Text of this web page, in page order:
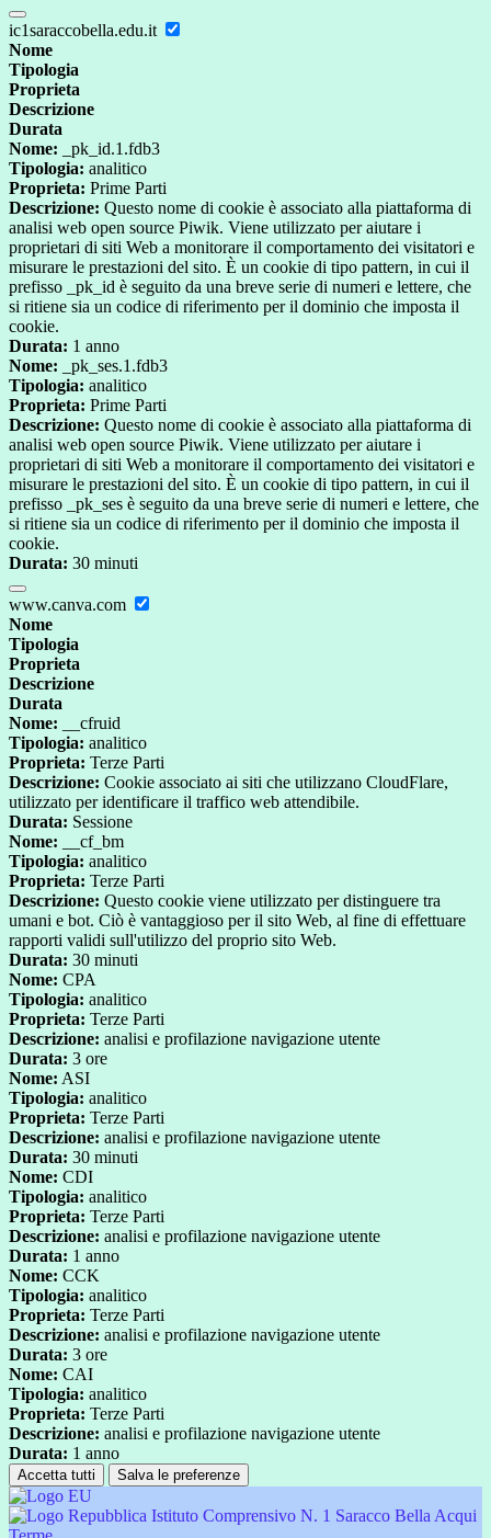
ic1saraccobella.edu.it
Nome
Tipologia
Proprieta
Descrizione
Durata
Nome: _pk_id.1.fdb3
Tipologia: analitico
Proprieta: Prime Parti
Descrizione: Questo nome di cookie è associato alla piattaforma di
analisi web open source Piwik. Viene utilizzato per aiutare i
proprietari di siti Web a monitorare il comportamento dei visitatori e
misurare le prestazioni del sito. È un cookie di tipo pattern, in cui il
prefisso _pk_id è seguito da una breve serie di numeri e lettere, che
si ritiene sia un codice di riferimento per il dominio che imposta il
cookie.
Durata: 1 anno
Nome: _pk_ses.1.fdb3
Tipologia: analitico
Proprieta: Prime Parti
Descrizione: Questo nome di cookie è associato alla piattaforma di
analisi web open source Piwik. Viene utilizzato per aiutare i
proprietari di siti Web a monitorare il comportamento dei visitatori e
misurare le prestazioni del sito. È un cookie di tipo pattern, in cui il
prefisso _pk_ses è seguito da una breve serie di numeri e lettere, che
si ritiene sia un codice di riferimento per il dominio che imposta il
cookie.
Durata: 30 minuti
www.canva.com
Nome
Tipologia
Proprieta
Descrizione
Durata
Nome: __cfruid
Tipologia: analitico
Proprieta: Terze Parti
Descrizione: Cookie associato ai siti che utilizzano CloudFlare,
utilizzato per identificare il traffico web attendibile.
Durata: Sessione
Nome: __cf_bm
Tipologia: analitico
Proprieta: Terze Parti
Descrizione: Questo cookie viene utilizzato per distinguere tra
umani e bot. Ciò è vantaggioso per il sito Web, al fine di effettuare
rapporti validi sull'utilizzo del proprio sito Web.
Durata: 30 minuti
Nome: CPA
Tipologia: analitico
Proprieta: Terze Parti
Descrizione: analisi e profilazione navigazione utente
Durata: 3 ore
Nome: ASI
Tipologia: analitico
Proprieta: Terze Parti
Descrizione: analisi e profilazione navigazione utente
Durata: 30 minuti
Nome: CDI
Tipologia: analitico
Proprieta: Terze Parti
Descrizione: analisi e profilazione navigazione utente
Durata: 1 anno
Nome: CCK
Tipologia: analitico
Proprieta: Terze Parti
Descrizione: analisi e profilazione navigazione utente
Durata: 3 ore
Nome: CAI
Tipologia: analitico
Proprieta: Terze Parti
Descrizione: analisi e profilazione navigazione utente
Durata: 1 anno
Accetta tutti Salva le preferenze
Istituto Comprensivo N. 1 Saracco Bella Acqui